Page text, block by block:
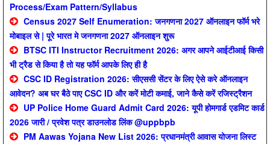
Process/Exam Pattern/Syllabus
Census 2027 Self Enumeration: जनगणना 2027 ऑनलाइन फॉर्म भरे
मोबाइल से | पूरे भारत मे जनगणना 2027 ऑनलाइन शुरू
BTSC ITI Instructor Recruitment 2026: अगर आपने आईटीआई किसी
भी ट्रैड से किया है तो यह फॉर्म आपके लिए ही है
CSC ID Registration 2026: सीएससी सेंटर के लिए ऐसे करे ऑनलाइन
आवेदन? अब घर बैठे पाए CSC ID और करें मोटी कमाई, जाने कैसे करें रजिस्ट्रैशन
UP Police Home Guard Admit Card 2026: यूपी होमगार्ड एडमिट कार्ड
2026 जारी / प्रवेश पत्र डाउनलोड लिंक @uppbpb
PM Aawas Yojana New List 2026: प्रधानमंत्री आवास योजना लिस्ट